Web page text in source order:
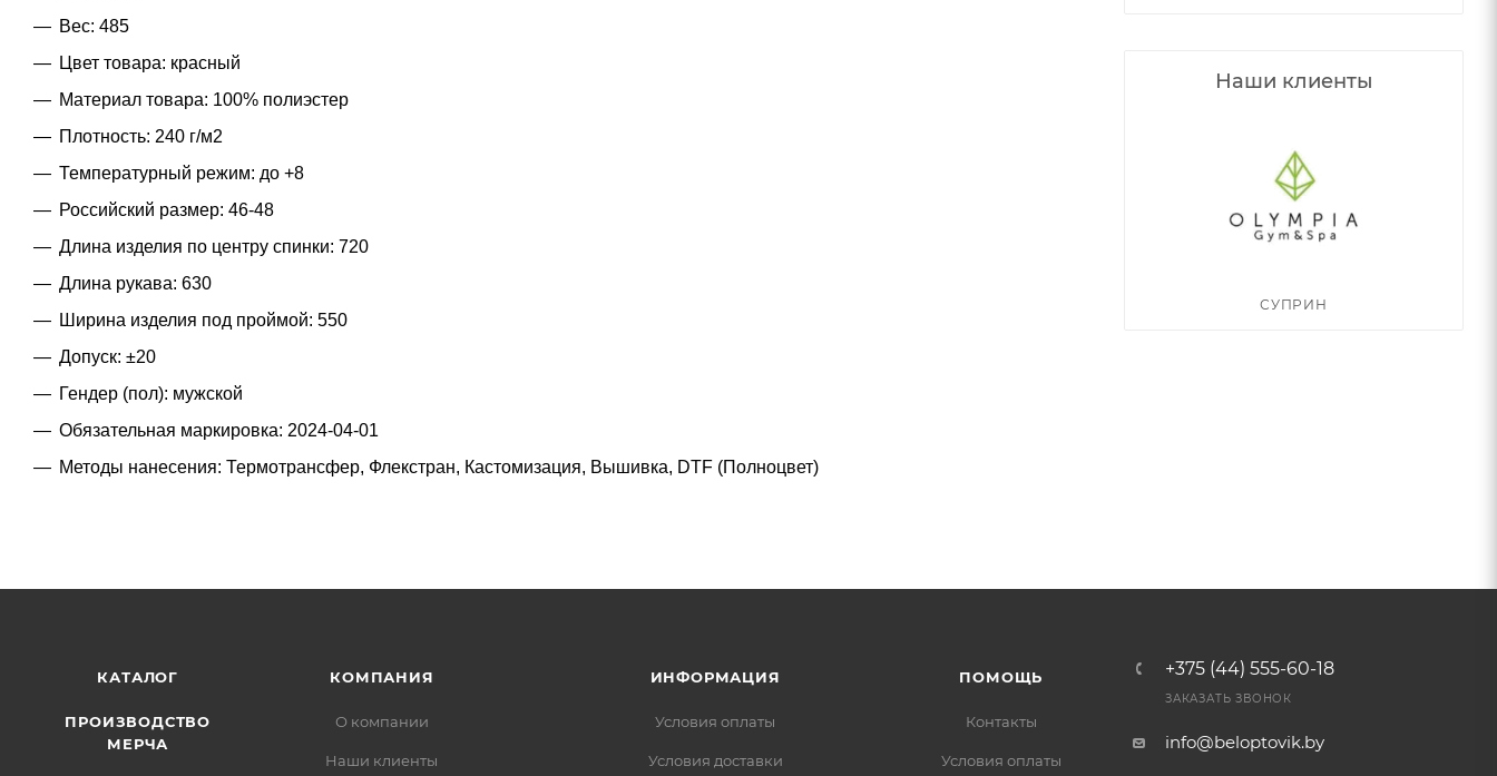
Вес: 485
Цвет товара: красный
Материал товара: 100% полиэстер
Плотность: 240 г/м2
Температурный режим: до +8
Российский размер: 46-48
Длина изделия по центру спинки: 720
Длина рукава: 630
Ширина изделия под проймой: 550
Допуск: ±20
Гендер (пол): мужской
Обязательная маркировка: 2024-04-01
Методы нанесения: Термотрансфер, Флекстран, Кастомизация, Вышивка, DTF (Полноцвет)
Наши клиенты
СУПРИН
КАТАЛОГ
ПРОИЗВОДСТВО
МЕРЧА
КОМПАНИЯ
О компании
Наши клиенты
ИНФОРМАЦИЯ
Условия оплаты
Условия доставки
ПОМОЩЬ
Контакты
Условия оплаты
+375 (44) 555-60-18
ЗАКАЗАТЬ ЗВОНОК
info@beloptovik.by